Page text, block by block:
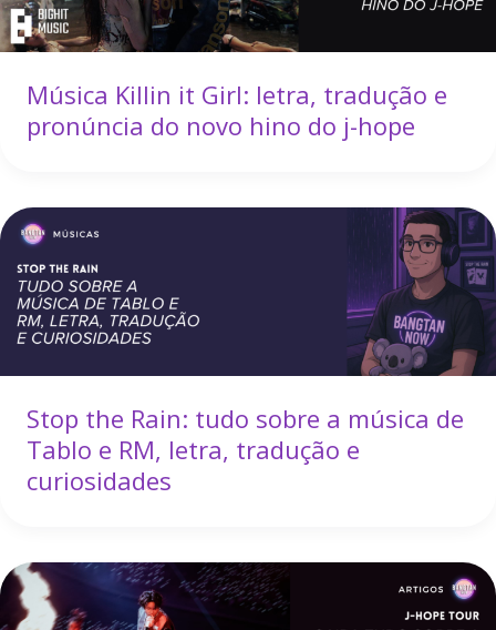
Música Killin it Girl: letra, tradução e
pronúncia do novo hino do j-hope
Stop the Rain: tudo sobre a música de
Tablo e RM, letra, tradução e
curiosidades